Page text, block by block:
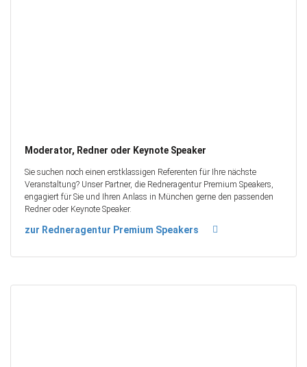
Moderator, Redner oder Keynote Speaker
Sie suchen noch einen erstklassigen Referenten für Ihre nächste
Veranstaltung? Unser Partner, die Redneragentur Premium Speakers,
engagiert für Sie und Ihren Anlass in München gerne den passenden
Redner oder Keynote Speaker.
zur Redneragentur Premium Speakers